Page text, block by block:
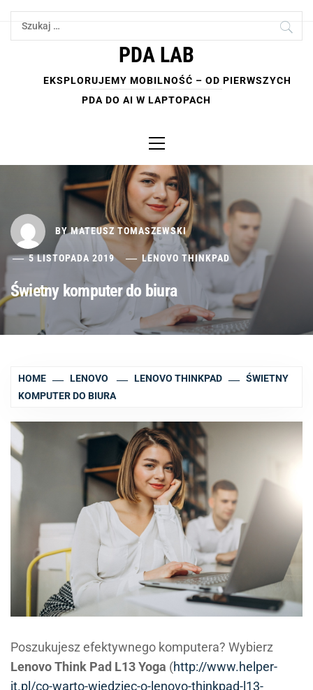
Skip
Szukaj:
PDA LAB
EKSPLORUJEMY MOBILNOŚĆ – OD PIERWSZYCH
PDA DO AI W LAPTOPACH
Menu
BYMATEUSZ TOMASZEWSKI
5 LISTOPADA 2019 LENOVO THINKPAD
Świetny komputer do biura
HOME LENOVO LENOVO THINKPAD
ŚWIETNY
KOMPUTER DO BIURA
Poszukujesz efektywnego komputera? Wybierz
Lenovo Think Pad L13 Yoga (http://www.helper-
it.pl/co-warto-wiedziec-o-lenovo-thinkpad-l13-